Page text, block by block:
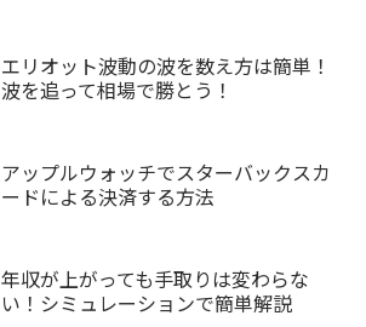
エリオット波動の波を数え方は簡単！
波を追って相場で勝とう！
アップルウォッチでスターバックスカ
ードによる決済する方法
年収が上がっても手取りは変わらな
い！シミュレーションで簡単解説